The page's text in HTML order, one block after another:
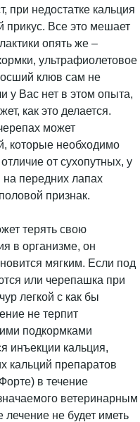
при недостатке кальция
прикус. Все это мешает
опять же –
ультрафиолетовое
клюв сам не
у Вас нет в этом опыта,
как это делается.
может
которые необходимо
от сухопутных, у
на передних лапах
признак.
терять свою
в организме, он
мягким. Если под
или черепашка при
легкой с как бы
не терпит
подкормками
инъекции кальция,
кальций препаратов
в течение
ветеринарным
не будет иметь